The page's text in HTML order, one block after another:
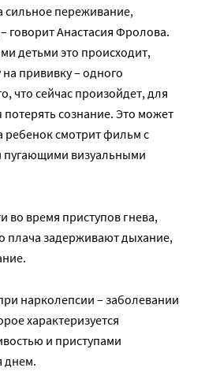
сильное переживание,
говорит Анастасия Фролова.
детьми это происходит,
на прививку – одного
что сейчас произойдет, для
сознание. Это может
ребенок смотрит фильм с
визуальными
во время приступов гнева,
плача задерживают дыхание,
нарколепсии – заболевании
характеризуется
и приступами
днем.